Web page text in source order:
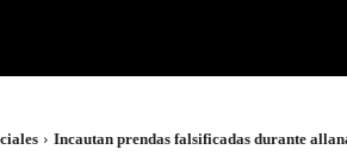
Incautan prendas falsificadas durante